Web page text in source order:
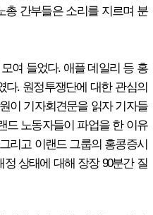
총 간부들은 소리를 지르며 분
여 들었다. 애플 데일리 등 홍
다. 원정투쟁단에 대한 관심의
이 기자회견문을 읽자 기자들
드 노동자들이 파업을 한 이유
리고 이랜드 그룹의 홍콩증시
상태에 대해 장장 90분간 질